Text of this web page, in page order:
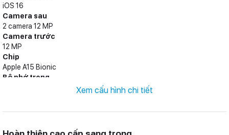
iOS 16
Camera sau
2 camera 12 MP
Camera trước
12 MP
Chip
Apple A15 Bionic
Bộ nhớ trong
128 GB, 256 GB, 512 GBXem cấu hình chi tiết